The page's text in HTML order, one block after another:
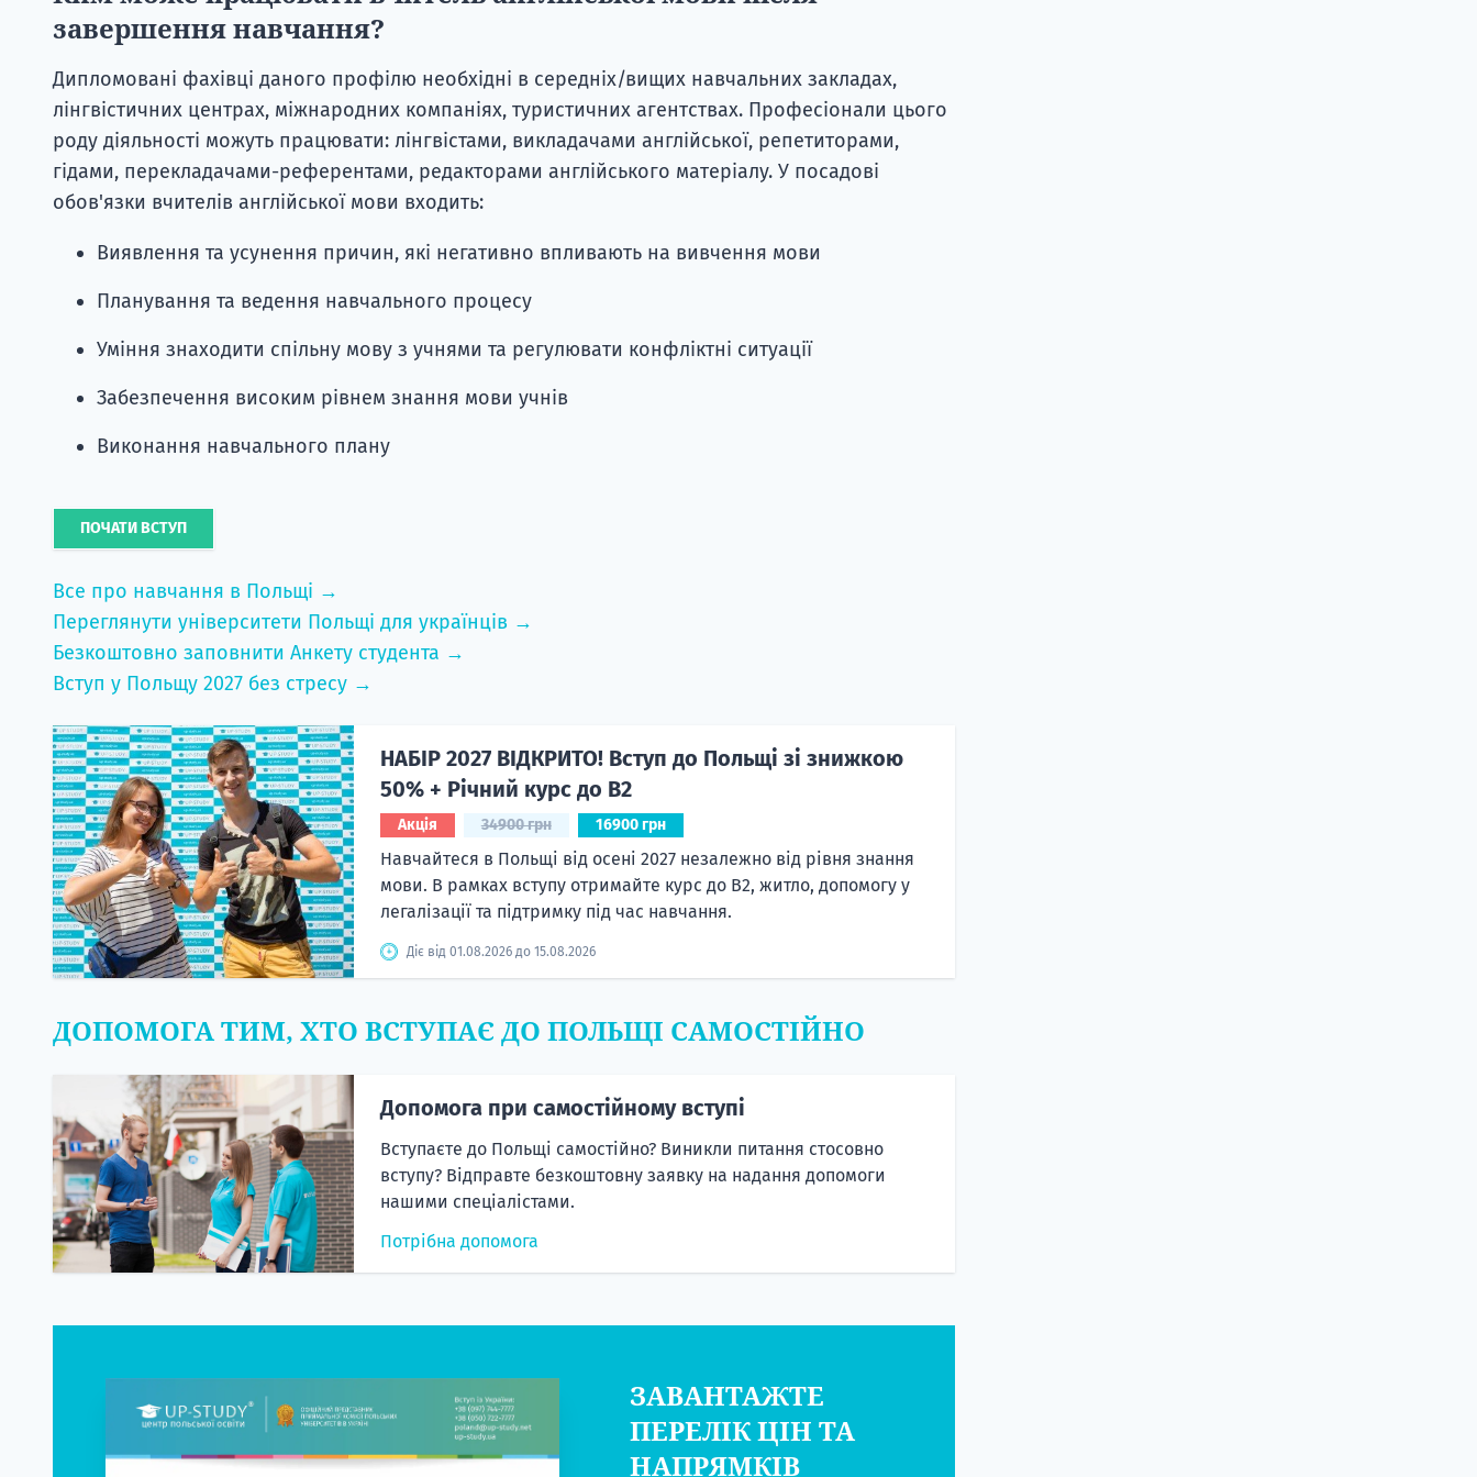
завершення навчання?
Дипломовані фахівці даного профілю необхідні в середніх/вищих навчальних закладах,
лінгвістичних центрах, міжнародних компаніях, туристичних агентствах. Професіонали цього
роду діяльності можуть працювати: лінгвістами, викладачами англійської, репетиторами,
гідами, перекладачами-референтами, редакторами англійського матеріалу. У посадові
обов'язки вчителів англійської мови входить:
Виявлення та усунення причин, які негативно впливають на вивчення мови
Планування та ведення навчального процесу
Уміння знаходити спільну мову з учнями та регулювати конфліктні ситуації
Забезпечення високим рівнем знання мови учнів
Виконання навчального плану
ПОЧАТИ ВСТУП
Все про навчання в Польщі →
Переглянути університети Польщі для українців →
Безкоштовно заповнити Анкету студента →
Вступ у Польщу 2027 без стресу →
НАБІР 2027 ВІДКРИТО! Вступ до Польщі зі знижкою
50% + Річний курс до B2
Акція 34900 грн 16900 грн
Навчайтеся в Польщі від осені 2027 незалежно від рівня знання
мови. В рамках вступу отримайте курс до B2, житло, допомогу у
легалізації та підтримку під час навчання.
Діє від 01.08.2026 до 15.08.2026
ДОПОМОГА ТИМ, ХТО ВСТУПАЄ ДО ПОЛЬЩІ САМОСТІЙНО
Допомога при самостійному вступі
Вступаєте до Польщі самостійно? Виникли питання стосовно
вступу? Відправте безкоштовну заявку на надання допомоги
нашими спеціалістами.
Потрібна допомога
ЗАВАНТАЖТЕ
ПЕРЕЛІК ЦІН ТА
НАПРЯМКІВ